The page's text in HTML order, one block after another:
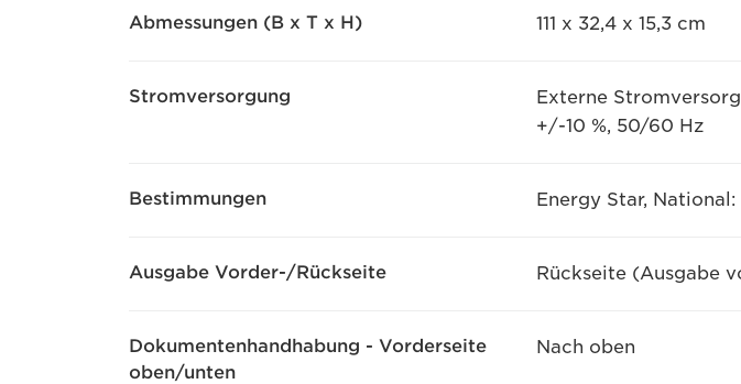
Abmessungen (B x T x H) 111 x 32,4 x 15,3 cm
Stromversorgung
Externe
+/-10 %, 50/60 Hz
Bestimmungen Energy Star, National:
Ausgabe Vorder-/Rückseite Rückseite (Ausgabe
Dokumentenhandhabung - Vorderseite
oben/unten
Nach oben